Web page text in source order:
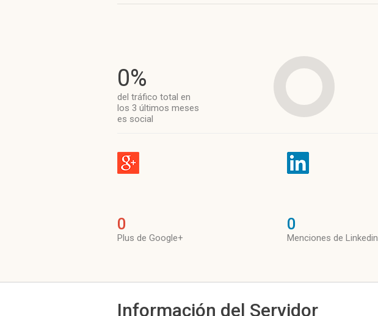
0%
del tráfico total en
los 3 últimos meses
es social
0
Plus de Google+
0
Menciones de Linkedin
Información del Servidor